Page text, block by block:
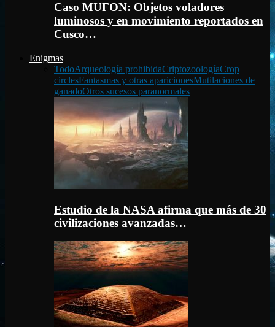
Caso MUFON: Objetos voladores
luminosos y en movimiento reportados en
Cusco…
Enigmas
TodoArqueología prohibidaCriptozoologíaCrop
circlesFantasmas y otras aparicionesMutilaciones de
ganadoOtros sucesos paranormales
Estudio de la NASA afirma que más de 30
civilizaciones avanzadas…